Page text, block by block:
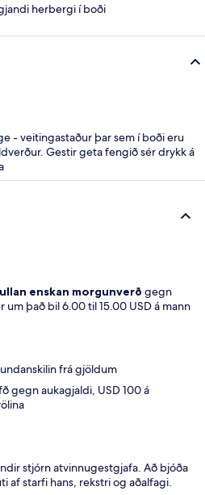
herbergi í boði
- veitingastaður þar sem í boði eru
Gestir geta fengið sér drykk á
enskan morgunverð gegn
um það bil 6.00 til 15.00 USD á mann
frá gjöldum
gegn aukagjaldi, USD 100 á
stjórn atvinnugestgjafa. Að bjóða
af starfi hans, rekstri og aðalfagi.